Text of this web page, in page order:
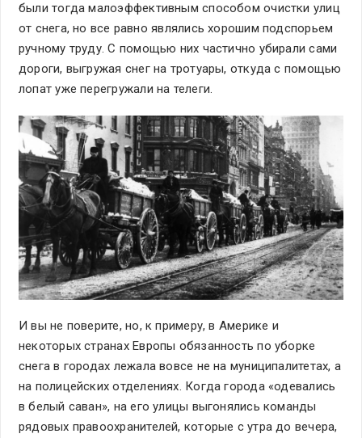
были тогда малоэффективным способом очистки улиц
от снега, но все равно являлись хорошим подспорьем
ручному труду. С помощью них частично убирали сами
дороги, выгружая снег на тротуары, откуда с помощью
лопат уже перегружали на телеги.
И вы не поверите, но, к примеру, в Америке и
некоторых странах Европы обязанность по уборке
снега в городах лежала вовсе не на муниципалитетах, а
на полицейских отделениях. Когда города «одевались
в белый саван», на его улицы выгонялись команды
рядовых правоохранителей, которые с утра до вечера,